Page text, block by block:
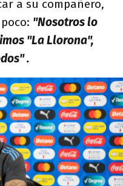
a su compañero,
"Nosotros lo
"La Llorona",
.